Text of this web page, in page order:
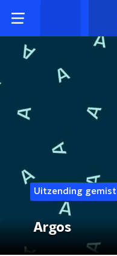
Uitzending gemist
Argos